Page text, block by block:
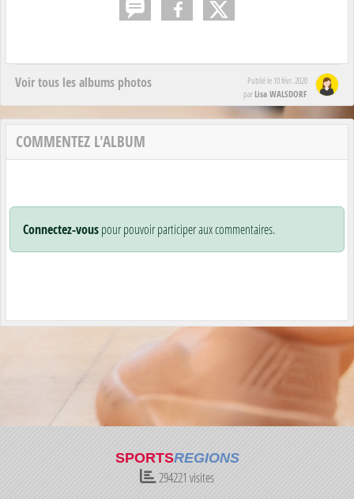
Voir tous les albums photos Publié le 10 févr. 2020
parLisa WALSDORF
COMMENTEZ L'ALBUM
Connectez-vouspour pouvoir participer aux commentaires.
SPORTSREGIONS
294221 visites